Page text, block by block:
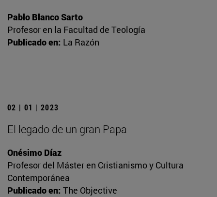
Pablo Blanco Sarto
Profesor en la Facultad de Teología
Publicado en: La Razón
02 | 01 | 2023
El legado de un gran Papa
Onésimo Díaz
Profesor del Máster en Cristianismo y Cultura
Contemporánea
Publicado en: The Objective